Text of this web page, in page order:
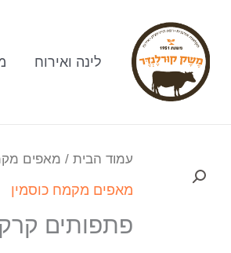
לינה ואירוח
עמוד הבית / מאפים
מאפים מקמח כוסמין
פתפותים